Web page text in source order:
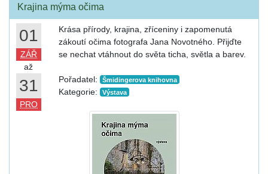
Krajina mýma očima
01
ZÁŘ
až
31
PRO
Krása přírody, krajina, zříceniny i zapomenutá
zákoutí očima fotografa Jana Novotného. Přijďte
se nechat vtáhnout do světa ticha, světla a barev.
Pořadatel: Šmidingerova knihovna
Kategorie: Výstava